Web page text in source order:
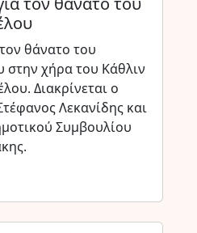
θάνατο του
στην χήρα του Κάθλιν
Διακρίνεται ο
Λεκανίδης και
Συμβουλίου